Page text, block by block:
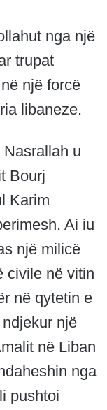
nga një
trupat
një forcë
libaneze.
u
Bourj
Karim
Ai iu
një milicë
civile në vitin
në qytetin e
një
në Liban
nga
pushtoi